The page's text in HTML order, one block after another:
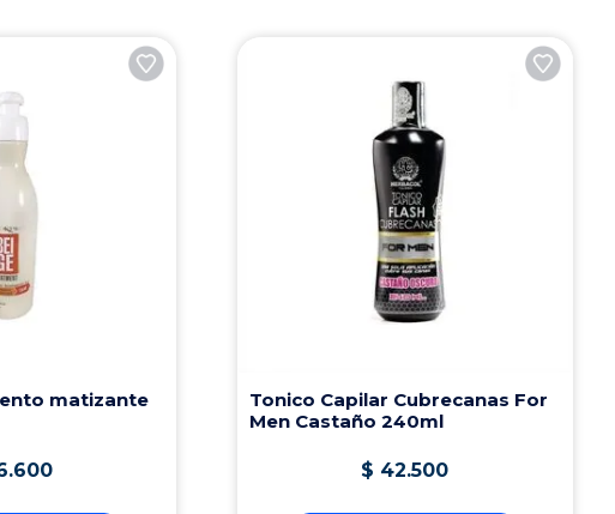
matizante
.600
Tonico Capilar Cubrecanas For
Men Castaño 240ml
$ 42.500